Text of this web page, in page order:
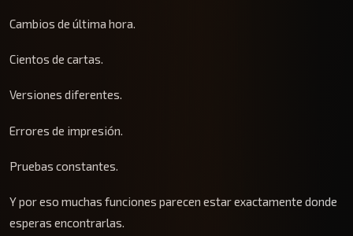
Cambios de última hora.
Cientos de cartas.
Versiones diferentes.
Errores de impresión.
Pruebas constantes.
Y por eso muchas funciones parecen estar exactamente donde
esperas encontrarlas.